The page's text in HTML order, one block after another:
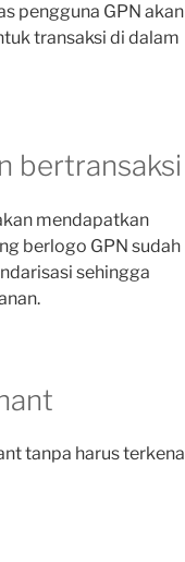
pengguna GPN akan
transaksi di dalam
bertransaksi
mendapatkan
berlogo GPN sudah
sehingga
tanpa harus terkena